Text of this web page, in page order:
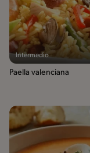
Intermedio
Paella valenciana